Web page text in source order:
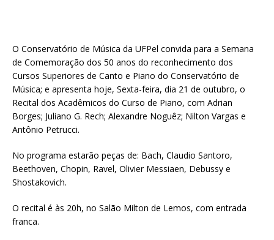
O Conservatório de Música da UFPel convida para a Semana
de Comemoração dos 50 anos do reconhecimento dos
Cursos Superiores de Canto e Piano do Conservatório de
Música; e apresenta hoje, Sexta-feira, dia 21 de outubro, o
Recital dos Acadêmicos do Curso de Piano, com Adrian
Borges; Juliano G. Rech; Alexandre Noguêz; Nilton Vargas e
Antônio Petrucci.
No programa estarão peças de: Bach, Claudio Santoro,
Beethoven, Chopin, Ravel, Olivier Messiaen, Debussy e
Shostakovich.
O recital é às 20h, no Salão Milton de Lemos, com entrada
franca.